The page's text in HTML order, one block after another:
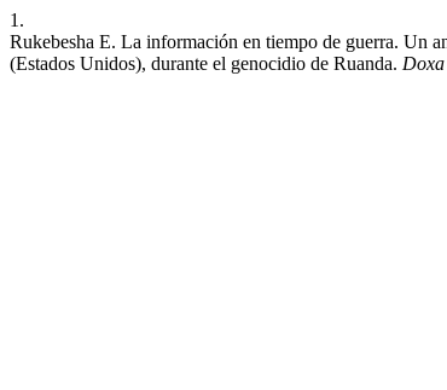
1.
Rukebesha E. La información en tiempo de guerra. Un
(Estados Unidos), durante el genocidio de Ruanda.